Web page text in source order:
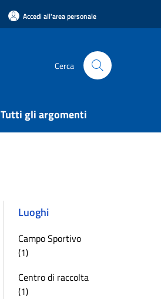
Accedi all'area personale
Cerca
Tutti gli argomenti
Luoghi
Campo Sportivo
(1)
Centro di raccolta
(1)